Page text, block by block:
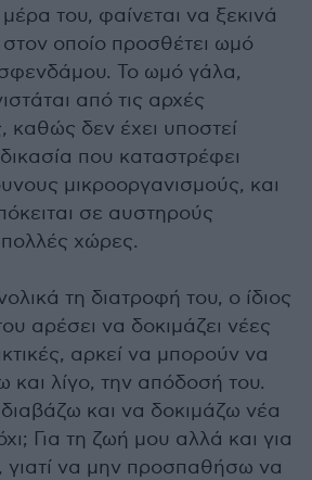
του, φαίνεται να ξεκινά
οποίο προσθέτει ωμό
σφενδάμου. Το ωμό γάλα,
από τις αρχές
καθώς δεν έχει υποστεί
που καταστρέφει
μικροοργανισμούς, και
σε αυστηρούς
χώρες.
τη διατροφή του, ο ίδιος
αρέσει να δοκιμάζει νέες
αρκεί να μπορούν να
και λίγο, την απόδοσή του.
και να δοκιμάζω νέα
Για τη ζωή μου αλλά και για
γιατί να μην προσπαθήσω να